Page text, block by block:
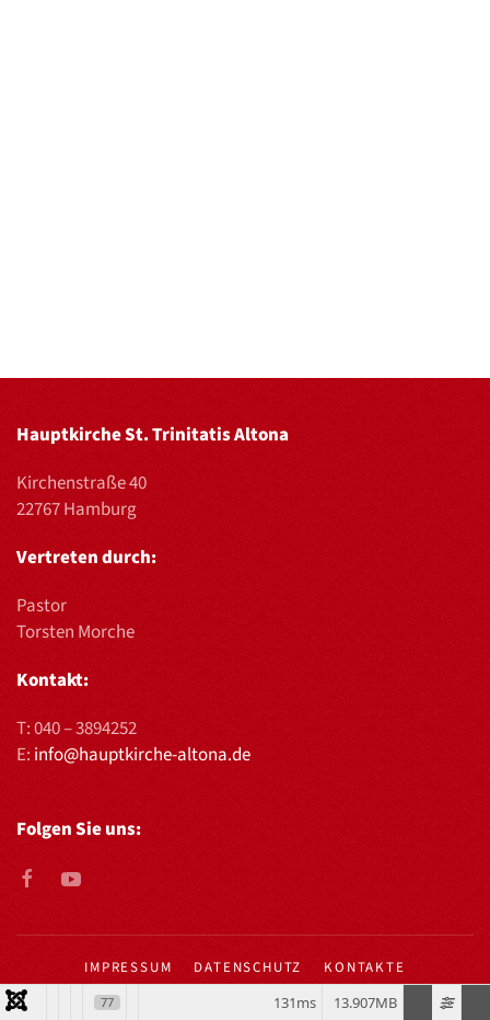
Hauptkirche St. Trinitatis Altona
Kirchenstraße 40
22767 Hamburg
Vertreten durch:
Pastor
Torsten Morche
Kontakt:
T:040 – 3894252
E: info@hauptkirche-altona.de
Folgen Sie uns:
IMPRESSUM DATENSCHUTZ KONTAKTE
77 13.907MB
131ms